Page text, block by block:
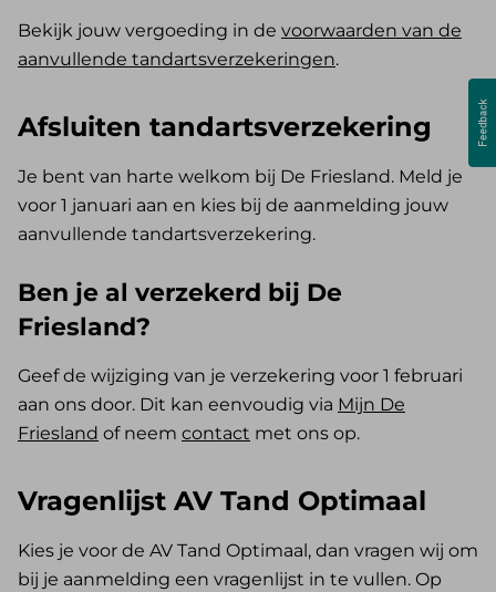
Bekijk jouw vergoeding in de voorwaarden van de
aanvullende tandartsverzekeringen.
Afsluiten tandartsverzekering
Je bent van harte welkom bij De Friesland. Meld je
voor 1 januari aan en kies bij de aanmelding jouw
aanvullende tandartsverzekering.
Ben je al verzekerd bij De
Friesland?
Geef de wijziging van je verzekering voor 1 februari
aan ons door. Dit kan eenvoudig via Mijn De
Friesland of neem contact met ons op.
Vragenlijst AV Tand Optimaal
Kies je voor de AV Tand Optimaal, dan vragen wij om
bij je aanmelding een vragenlijst in te vullen. Op